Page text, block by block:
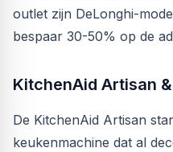
outlet zijn DeLonghi-
bespaar 30-50% op de
KitchenAid Artisan
De KitchenAid Artisan
keukenmachine dat al